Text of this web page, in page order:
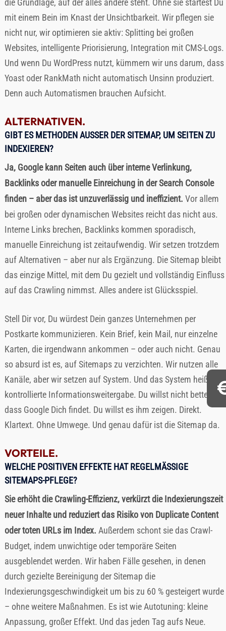
die Grundlage, auf der alles andere steht. Ohne sie startest Du
mit einem Bein im Knast der Unsichtbarkeit. Wir pflegen sie
nicht nur, wir optimieren sie aktiv: Splitting bei großen
Websites, intelligente Priorisierung, Integration mit CMS-Logs.
Und wenn Du WordPress nutzt, kümmern wir uns darum, dass
Yoast oder RankMath nicht automatisch Unsinn produziert.
Denn auch Automatismen brauchen Aufsicht.
ALTERNATIVEN.
GIBT ES METHODEN AUSSER DER SITEMAP, UM SEITEN ZU I
NDEXIEREN?
Ja, Google kann Seiten auch über interne Verlinkung,
Backlinks oder manuelle Einreichung in der Search Console
finden – aber das ist unzuverlässig und ineffizient. Vor allem
bei großen oder dynamischen Websites reicht das nicht aus.
Interne Links brechen, Backlinks kommen sporadisch,
manuelle Einreichung ist zeitaufwendig. Wir setzen trotzdem
auf Alternativen – aber nur als Ergänzung. Die Sitemap bleibt
das einzige Mittel, mit dem Du gezielt und vollständig Einfluss
auf das Crawling nimmst. Alles andere ist Glücksspiel.
Stell Dir vor, Du würdest Dein ganzes Unternehmen per
Postkarte kommunizieren. Kein Brief, kein Mail, nur einzelne
Karten, die irgendwann ankommen – oder auch nicht. Genau
so absurd ist es, auf Sitemaps zu verzichten. Wir nutzen alle
Kanäle, aber wir setzen auf System. Und das System heißt:
kontrollierte Informationsweitergabe. Du willst nicht betteln,
dass Google Dich findet. Du willst es ihm zeigen. Direkt.
Klartext. Ohne Umwege. Und genau dafür ist die Sitemap da.
VORTEILE.
WELCHE POSITIVEN EFFEKTE HAT REGELMÄSSIGE S
ITEMAPS-PFLEGE?
Sie erhöht die Crawling-Effizienz, verkürzt die Indexierungszeit
neuer Inhalte und reduziert das Risiko von Duplicate Content
oder toten URLs im Index. Außerdem schont sie das Crawl-
Budget, indem unwichtige oder temporäre Seiten
ausgeblendet werden. Wir haben Fälle gesehen, in denen
durch gezielte Bereinigung der Sitemap die
Indexierungsgeschwindigkeit um bis zu 60 % gesteigert wurde
– ohne weitere Maßnahmen. Es ist wie Autotuning: kleine
Anpassung, großer Effekt. Und das jeden Tag aufs Neue.